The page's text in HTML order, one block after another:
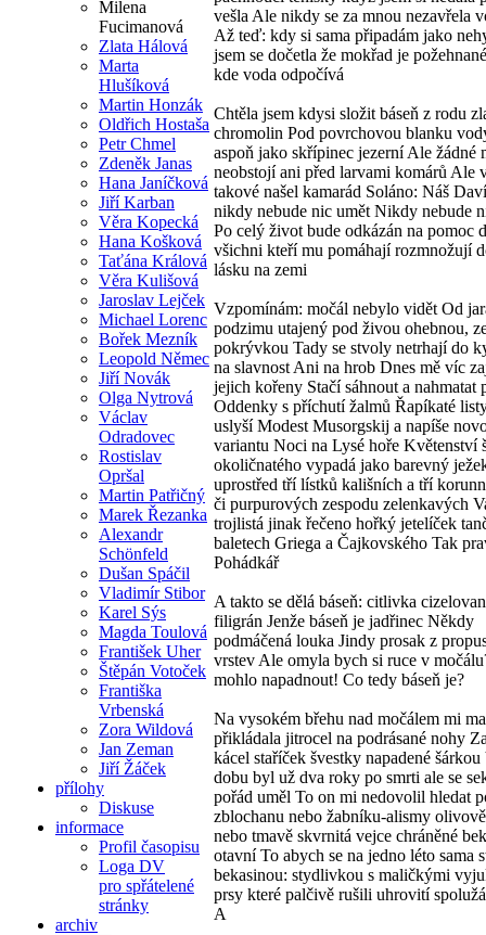
Milena
Fucimanová
Zlata Hálová
Marta
Hlušíková
Martin Honzák
Oldřich Hostaša
Petr Chmel
Zdeněk Janas
Hana Janíčková
Jiří Karban
Věra Kopecká
Hana Košková
Taťána Králová
Věra Kulišová
Jaroslav Lejček
Michael Lorenc
Bořek Mezník
Leopold Němec
Jiří Novák
Olga Nytrová
Václav
Odradovec
Rostislav
Opršal
Martin Patřičný
Marek Řezanka
Alexandr
Schönfeld
Dušan Spáčil
Vladimír Stibor
Karel Sýs
Magda Toulová
František Uher
Štěpán Votoček
Františka
Vrbenská
Zora Wildová
Jan Zeman
Jiří Žáček
přílohy
Diskuse
informace
Profil časopisu
Loga DV
pro spřátelené
stránky
archiv
vešla Ale nikdy se za mnou nezavřela
Až teď: kdy si sama připadám jako
jsem se dočetla že mokřad je
kde voda odpočívá
Chtěla jsem kdysi složit báseň z rodu
chromolin Pod povrchovou blanku
aspoň jako skřípinec jezerní Ale žádné
neobstojí ani před larvami komárů Ale
takové našel kamarád Soláno: Náš
nikdy nebude nic umět Nikdy nebude
Po celý život bude odkázán na pomoc
všichni kteří mu pomáhají rozmnožují
lásku na zemi
Vzpomínám: močál nebylo vidět Od
podzimu utajený pod živou ohebnou,
pokrývkou Tady se stvoly netrhají do
na slavnost Ani na hrob Dnes mě víc
jejich kořeny Stačí sáhnout a nahmatat
Oddenky s příchutí žalmů Řapíkaté
uslyší Modest Musorgskij a napíše
variantu Noci na Lysé hoře Květenství
okoličnatého vypadá jako barevný
uprostřed tří lístků kališních a tří
či purpurových zespodu zelenkavých
trojlistá jinak řečeno hořký jetelíček
baletech Griega a Čajkovského Tak
Pohádkář
A takto se dělá báseň: citlivka
filigrán Jenže báseň je jadřinec Někdy
podmáčená louka Jindy prosak z
vrstev Ale omyla bych si ruce v
mohlo napadnout! Co tedy báseň je?
Na vysokém břehu nad močálem mi
přikládala jitrocel na podrásané nohy
kácel staříček švestky napadené
dobu byl už dva roky po smrti ale se
pořád uměl To on mi nedovolil hledat
zblochanu nebo žabníku-alismy
nebo tmavě skvrnitá vejce chráněné
otavní To abych se na jedno léto sama
bekasinou: stydlivkou s maličkými
prsy které palčivě rušili uhrovití
A